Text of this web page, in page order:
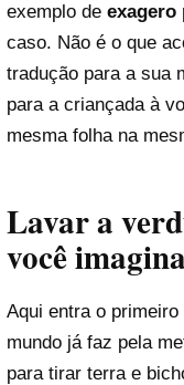
exemplo de exagero
caso. Não é o que
tradução para a sua
para a criançada à
mesma folha na
Lavar a
você imagina
Aqui entra o
mundo já faz pela
para tirar terra e